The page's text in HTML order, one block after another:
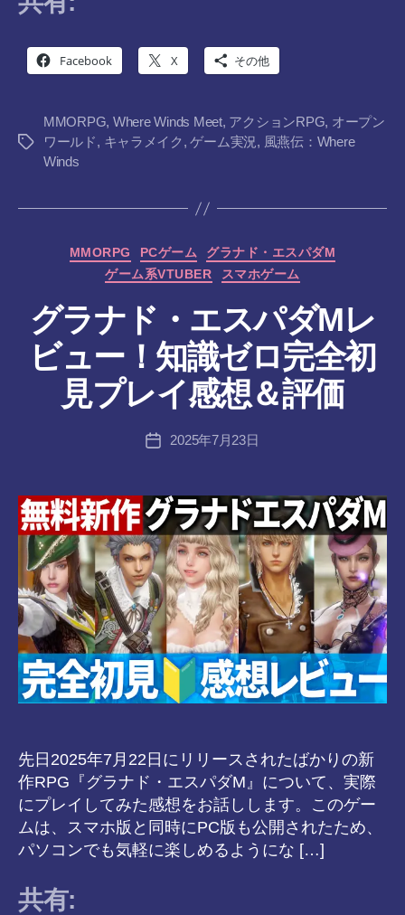
Facebook X その他
タ
MMORPG, Where Winds Meet, アクションRPG, オープン
ワールド, キャラメイク ,ゲーム実況, 風燕伝：Where
Winds
カ
テ
リ
ー
MMORPG PCゲーム
グラナド・エスパダM
ゲーム系VTUBER
スマホゲーム
グラナド・エスパダMレ
ビュー！知識ゼロ完全初
見プレイ感想＆評価
投
稿
作
成
者
:
a
8-
vr
投
2025年7月23日
先日2025年7月22日にリリースされたばかりの新
作RPG『グラナド・エスパダM』について、実際
にプレイしてみた感想をお話しします。このゲー
ムは、スマホ版と同時にPC版も公開されたため、
パソコンでも気軽に楽しめるようにな […]
共有: